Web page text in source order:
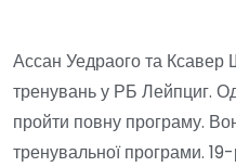
Ассан Уедраого та
тренувань у РБ Лейпциг.
пройти повну програму.
тренувальної програми.